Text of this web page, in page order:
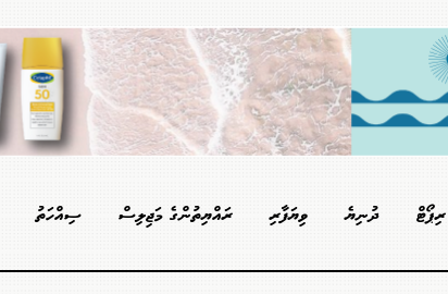
ރިޕޯޓް ދުނިޔެ ވިޔަފާރި ރައްޔިތުންގެ މަޖިލިސް ސިއްހަތު